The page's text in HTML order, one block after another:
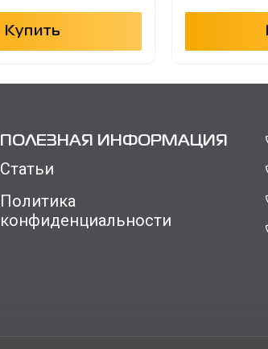
Купить
ПОЛЕЗНАЯ ИНФОРМАЦИЯ
Статьи
Политика
конфиденциальности